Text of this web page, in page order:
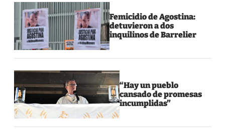
Femicidio de Agostina:
detuvieron a dos
inquilinos de Barrelier
“Hay un pueblo
cansado de promesas
incumplidas”